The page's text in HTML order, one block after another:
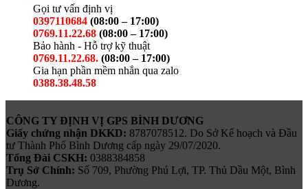
Gọi tư vấn định vị
0397110684 (08:00 – 17:00)
0769.11.22.68 (08:00 – 17:00)
Bảo hành - Hỗ trợ kỹ thuật
0769.11.22.68. (08:00 – 17:00)
Gia hạn phần mềm nhắn qua zalo
0388.38.48.58
CÔNG TY ĐỊNH VỊ GPS BÌNH DƯƠNG
Giấy chứng nhận DKKD: 8787078512. Do Sở Kế hoạch và Đầu
tư Thành Phố Bình Dương cấp ngày 29/07/2020.
Tổng Đài CSKH: 0388384858
Trụ Sở Chính: Số 709, Phường Phú Lợi, TP. Thủ Dầu Một, Bình
Dương.